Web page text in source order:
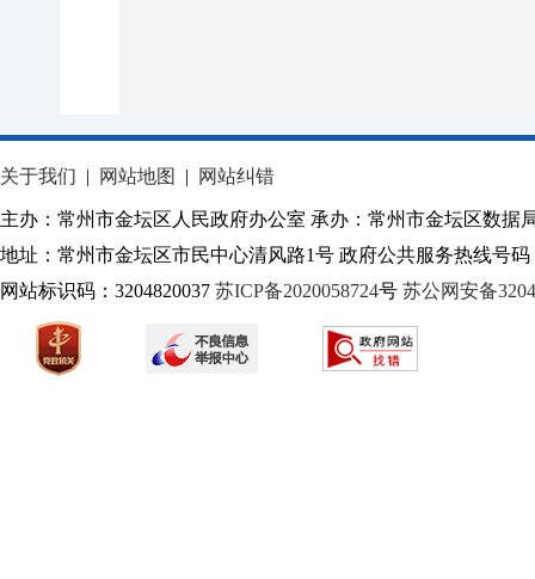
关于我们 | 网站地图 | 网站纠错
主办：常州市金坛区人民政府办公室 承办：常州市金坛区数据
地址：常州市金坛区市民中心清风路1号 政府公共服务热线号码
网站标识码：3204820037 苏ICP备2020058724号 苏公网安备